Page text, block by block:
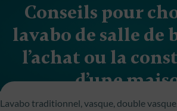
Conseils pour
lavabo de salle de
l’achat ou la
d’une
Lavabo traditionnel, vasque, double